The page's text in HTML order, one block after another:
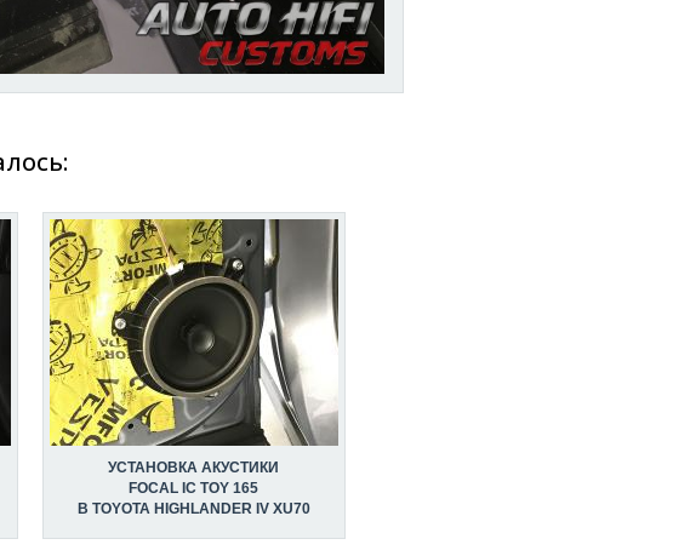
УСТАНОВКА АКУСТИКИ
FOCAL IC TOY 165
В TOYOTA HIGHLANDER IV XU70